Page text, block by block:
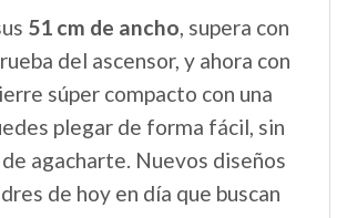
51 cm de ancho, supera con
del ascensor, y ahora con
súper compacto con una
plegar de forma fácil, sin
agacharte. Nuevos diseños
de hoy en día que buscan